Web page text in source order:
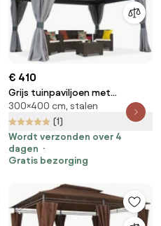
€ 410
Grijs tuinpaviljoen met
gordijnen Valencia 3x4m
Garden Point
300×400 cm, stalen
(1)
Wordt verzonden over 4
dagen
Gratis bezorging